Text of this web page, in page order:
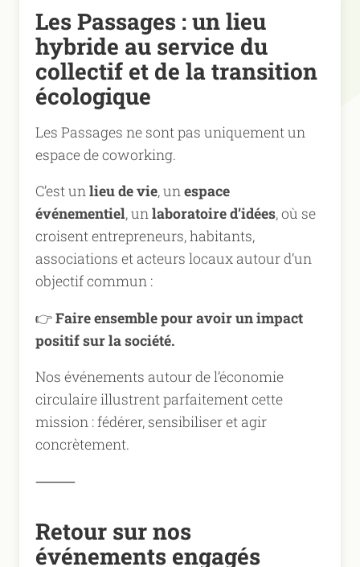
Les Passages : un lieu
hybride au service du
collectif et de la transition
écologique
Les Passages ne sont pas uniquement un
espace de coworking.
C’est unlieu de vie, unespace
événementiel, unlaboratoire d’idées, où se
croisent entrepreneurs, habitants,
associations et acteurs locaux autour d’un
objectif commun :
👉Faire ensemble pour avoir un impact
positif sur la société.
Nos événements autour de l’économie
circulaire illustrent parfaitement cette
mission : fédérer, sensibiliser et agir
concrètement.
⸻
Retour sur nos
événements engagés